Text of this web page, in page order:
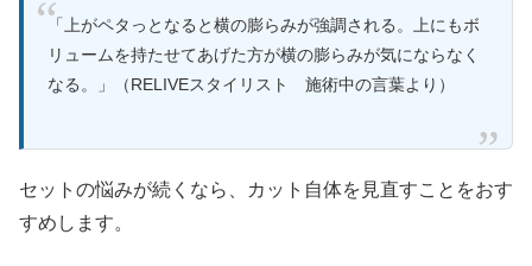
「上がペタっとなると横の膨らみが強調される。上にもボ
リュームを持たせてあげた方が横の膨らみが気にならなく
なる。」（RELIVEスタイリスト 施術中の言葉より）
セットの悩みが続くなら、カット自体を見直すことをおす
すめします。